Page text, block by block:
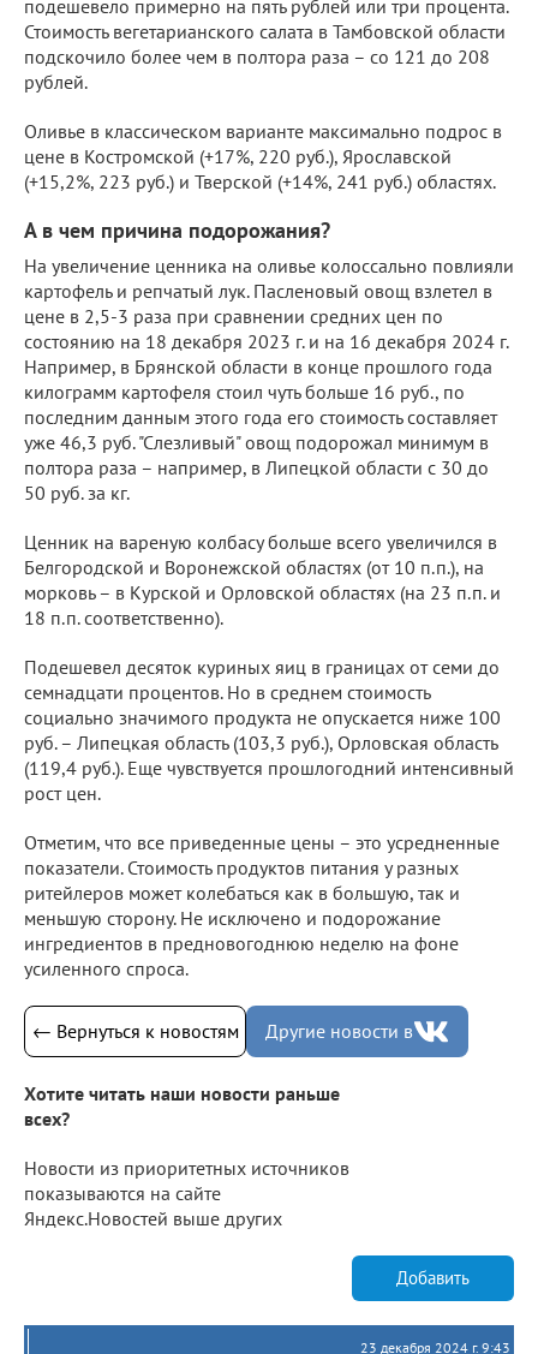
подешевело примерно на пять рублей или три процента.
Стоимость вегетарианского салата в Тамбовской области
подскочило более чем в полтора раза – со 121 до 208
рублей.
Оливье в классическом варианте максимально подрос в
цене в Костромской (+17%, 220 руб.), Ярославской
(+15,2%, 223 руб.) и Тверской (+14%, 241 руб.) областях.
А в чем причина подорожания?
На увеличение ценника на оливье колоссально повлияли
картофель и репчатый лук. Пасленовый овощ взлетел в
цене в 2,5-3 раза при сравнении средних цен по
состоянию на 18 декабря 2023 г. и на 16 декабря 2024 г.
Например, в Брянской области в конце прошлого года
килограмм картофеля стоил чуть больше 16 руб., по
последним данным этого года его стоимость составляет
уже 46,3 руб. "Слезливый" овощ подорожал минимум в
полтора раза – например, в Липецкой области с 30 до
50 руб. за кг.
Ценник на вареную колбасу больше всего увеличился в
Белгородской и Воронежской областях (от 10 п.п.), на
морковь – в Курской и Орловской областях (на 23 п.п. и
18 п.п. соответственно).
Подешевел десяток куриных яиц в границах от семи до
семнадцати процентов. Но в среднем стоимость
социально значимого продукта не опускается ниже 100
руб. – Липецкая область (103,3 руб.), Орловская область
(119,4 руб.). Еще чувствуется прошлогодний интенсивный
рост цен.
Отметим, что все приведенные цены – это усредненные
показатели. Стоимость продуктов питания у разных
ритейлеров может колебаться как в большую, так и
меньшую сторону. Не исключено и подорожание
ингредиентов в предновогоднюю неделю на фоне
усиленного спроса.
← Вернуться к новостям Другие новости в
Хотите читать наши новости раньше
всех?
Новости из приоритетных источников
показываются на сайте
Яндекс.Новостей выше других
Добавить
23 декабря 2024 г. 9:43